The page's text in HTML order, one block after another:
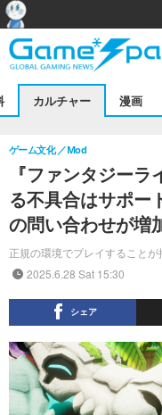
カルチャー 漫画
『ファンタジー
る不具合はサポ
の問い合わせが増
正規の環境でプレイすることが
ゲーム文化 Mod
2025.6.28 Sat 15:30
シェア